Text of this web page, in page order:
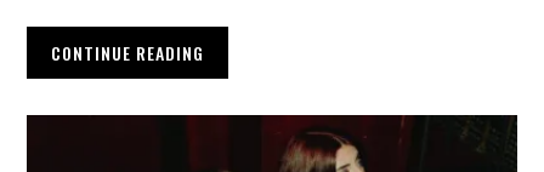
CONTINUE READING